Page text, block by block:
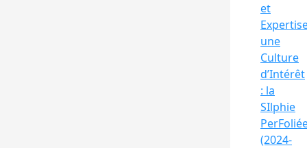
et
une
Culture
d’Intérêt
: la
SIlphie
(2024-